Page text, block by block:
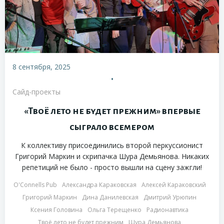
8 сентября, 2025
•
Сайд-проекты
«Твоё лето не будет прежним» впервые
сыграло всемером
К коллективу присоединились второй перкуссионист
Григорий Маркин и скрипачка Шура Демьянова. Никаких
репетиций не было - просто вышли на сцену зажгли!
O'Connells Pub Александра Караковская
Алексей Караковский
Григорий Маркин
Дина Данилевская
Дмитрий Урюпин
Ксения Головина
Ольга Терещенко
Радионавтика